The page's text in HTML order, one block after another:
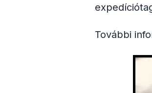
További